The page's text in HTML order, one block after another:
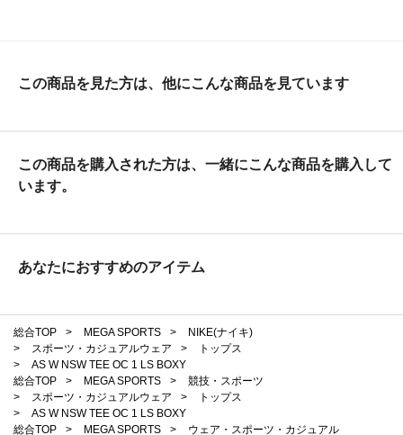
この商品を見た方は、他にこんな商品を見ています
この商品を購入された方は、一緒にこんな商品を購入して
います。
あなたにおすすめのアイテム
総合TOP > MEGA SPORTS >
NIKE(ナイキ)
>
スポーツ・カジュアルウェア >
トップス
>
AS W NSW TEE OC 1 LS BOXY
総合TOP
> MEGA SPORTS >
競技・スポーツ
>
スポーツ・カジュアルウェア >
トップス
>
AS W NSW TEE OC 1 LS BOXY
総合TOP
> MEGA SPORTS >
ウェア・スポーツ・カジュアル